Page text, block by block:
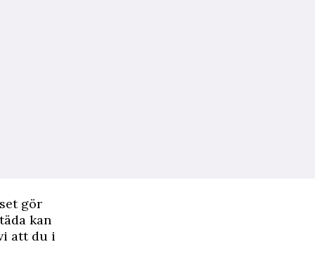
gör
kan
att du i